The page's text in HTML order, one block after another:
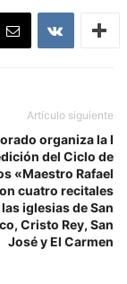
Artículo siguiente
organiza la I
del Ciclo de
«Maestro Rafael
cuatro recitales
iglesias de San
Cristo Rey, San
José y El Carmen